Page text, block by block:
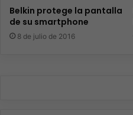
Belkin protege la pantalla
de su smartphone
8 de julio de 2016